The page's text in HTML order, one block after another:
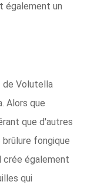
également un
de Volutella
Alors que
que d'autres
fongique
crée également
qui